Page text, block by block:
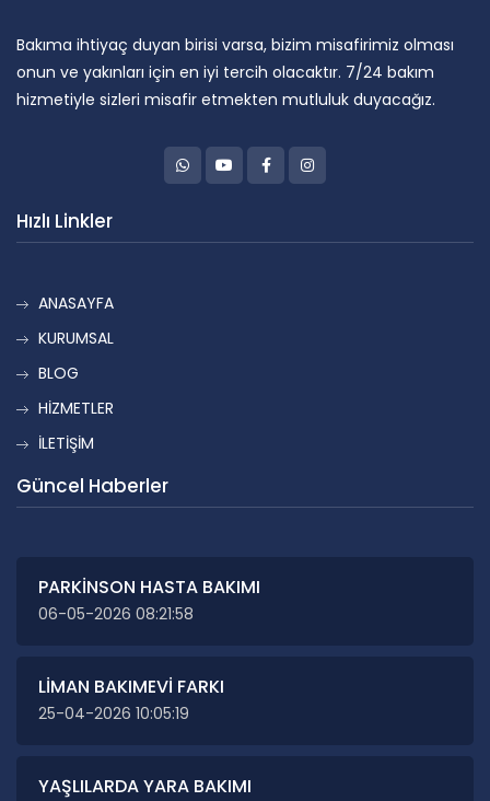
Bakıma ihtiyaç duyan birisi varsa, bizim misafirimiz olması
onun ve yakınları için en iyi tercih olacaktır. 7/24 bakım
hizmetiyle sizleri misafir etmekten mutluluk duyacağız.
Hızlı Linkler
ANASAYFA
KURUMSAL
BLOG
HİZMETLER
İLETİŞİM
Güncel Haberler
PARKİNSON HASTA BAKIMI
06-05-2026 08:21:58
LİMAN BAKIMEVİ FARKI
25-04-2026 10:05:19
YAŞLILARDA YARA BAKIMI